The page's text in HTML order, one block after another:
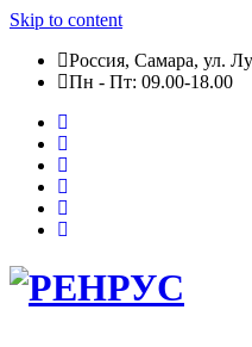
Skip to content
Россия, Самара, ул.
Пн - Пт: 09.00-18.00